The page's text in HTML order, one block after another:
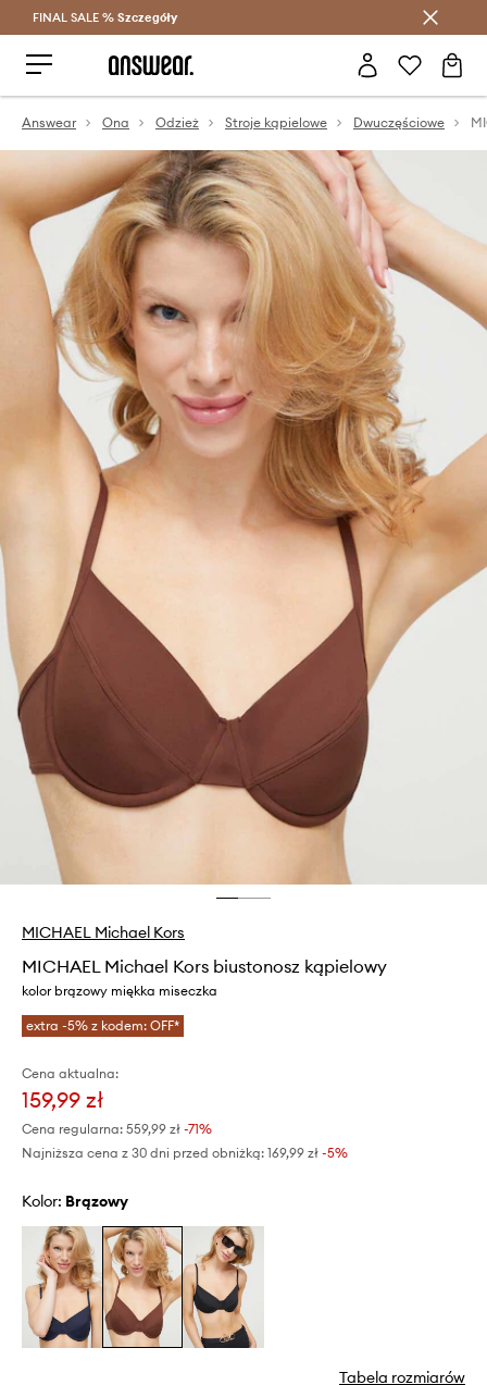
Oszczędzaj z Answear Club >
FINAL SALE % Szczegóły
Answear Ona Odzież Stroje kąpielowe Dwuczęściowe
MICHAEL Michael Kors
MICHAEL Michael Kors biustonosz kąpielowy
kolor brązowy miękka miseczka
extra -5% z kodem: OFF*
Cena aktualna:
159,99 zł
Cena regularna: 559,99 zł -71%
Najniższa cena z 30 dni przed obniżką: 169,99 zł -5%
Kolor: brązowy
Tabela rozmiarów